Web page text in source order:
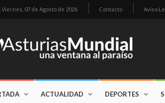
Viernes, 07 de Agosto de 2026 Contacto Aviso
ACTUALIDAD DEPORTES